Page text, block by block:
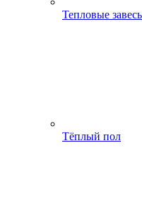
Тепловые
Тёплый пол